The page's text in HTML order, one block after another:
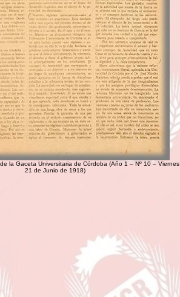
la Gaceta Universitaria de Córdoba (Año 1 – Nº 10 – Viernes
21 de Junio de 1918)